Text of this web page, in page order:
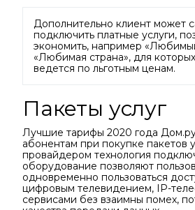
Дополнительно клиент может
подключить платные услуги,
экономить, например
«Любимая страна», для
ведется по льготным ценам.
Пакеты услуг
Лучшие тарифы 2020 года
абонентам при покупке пакетов
провайдером технология
оборудование позволяют
одновременно пользоваться
цифровым телевидением, IP-
сервисами без взаимны помех,